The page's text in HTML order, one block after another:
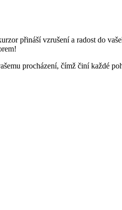
přináší vzrušení a radost do
procházení, čímž činí každé